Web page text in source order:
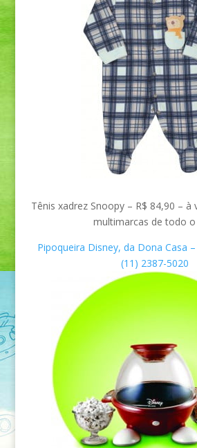
Tênis xadrez Snoopy – R$ 84,90 – à
multimarcas de todo o
Pipoqueira Disney, da Dona Casa
(11) 2387-5020